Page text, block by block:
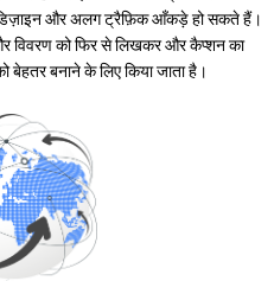
और अलग ट्रैफ़िक आँकड़े हो सकते हैं।
विवरण को फिर से लिखकर और कैप्शन का
बनाने के लिए किया जाता है।